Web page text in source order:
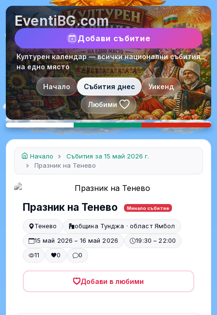
EventiBG.com
Добави събитие
Културен календар — всички национални събития
на едно място
Начало Събития днес Уикенд
Любими
Начало
Събития за 15 май 2026 г.
Празник на Тенево
Празник на Тенево Минало събитие
Тенево
община Тунджа · област Ямбол
15 май 2026 – 16 май 2026
19:30 – 22:00
11
0 0
Добави в любими